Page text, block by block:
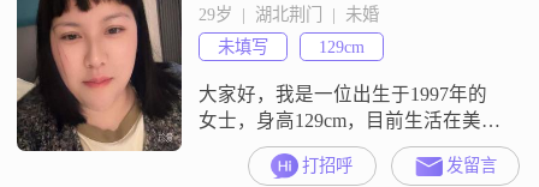
29岁  |  湖北荆门  |  未婚
未填写
129cm
大家好，我是一位出生于1997年的
女士，身高129cm，目前生活在美丽
的荆门##3002##虽然我的月收入在
3000元以下，但我相信爱情不是物
打招呼 发留言